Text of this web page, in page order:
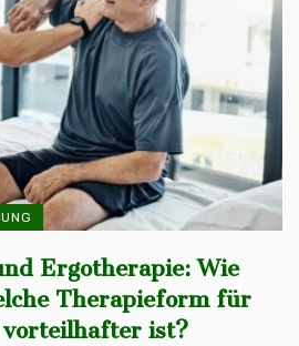
Ergotherapie: Wie
Therapieform für
vorteilhafter ist?